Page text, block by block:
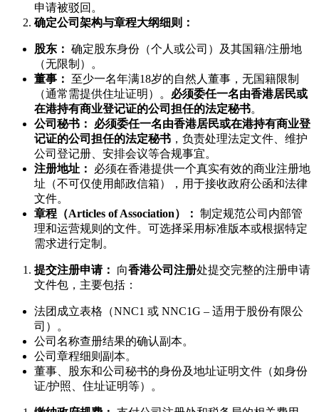
申请被驳回。
确定公司架构与章程大纲细则：
股东： 确定股东身份（个人或公司）及其国籍/注册地
（无限制）。
董事： 至少一名年满18岁的自然人董事，无国籍限制
（通常需提供住址证明）。 必须委任一名由香港居民或
在港持有商业登记证的公司担任的法定秘书。
公司秘书：
必须委任一名由香港居民或在港持有商业登
记证的公司担任的法定秘书 ，负责处理法定文件、维护
公司登记册、安排会议等合规事宜。
注册地址：
必须在香港提供一个真实有效的商业注册地
址（不可仅使用邮政信箱），用于接收政府公函和法律
文件。
章程（Articles of Association）： 制定规范公司内部管
理和运营规则的文件。可选择采用标准版本或根据特定
需求进行定制。
提交注册申请： 向香港公司注册处提交完整的注册申请
文件包，主要包括：
法团成立表格（NNC1 或 NNC1G – 适用于股份有限公
司）。
公司名称查册结果的确认副本。
公司章程细则副本。
董事、股东和公司秘书的身份及地址证明文件（如身份
证/护照、住址证明等）。